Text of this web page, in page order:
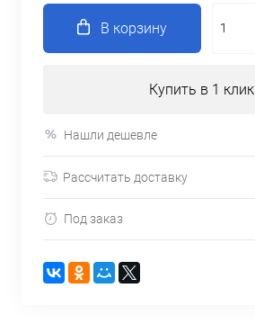
В корзину
Купить в 1 клик
Нашли дешевле
Рассчитать доставку
Под заказ